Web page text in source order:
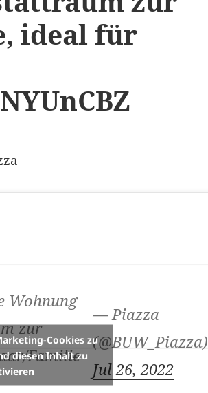
ideal für
Wohnung
zur
Familie
— Piazza
(@BUW_Piazza)
Jul 26, 2022
Cookies zu
diesen Inhalt zu